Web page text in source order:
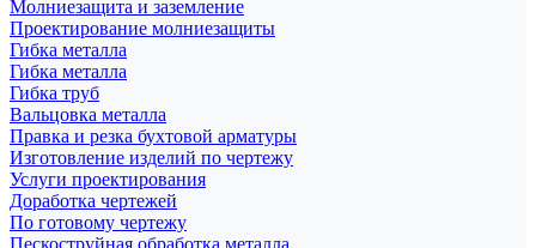
Молниезащита и заземление
Проектирование молниезащиты
Гибка металла
Гибка металла
Гибка труб
Вальцовка металла
Правка и резка бухтовой арматуры
Изготовление изделий по чертежу
Услуги проектирования
Доработка чертежей
По готовому чертежу
Пескоструйная обработка металла